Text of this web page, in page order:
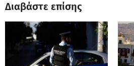
Διαβάστε επίσης